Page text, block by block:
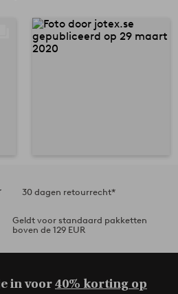
30 dagen retourrecht*
Geldt voor standaard pakketten
boven de 129 EUR
in voor40% korting op